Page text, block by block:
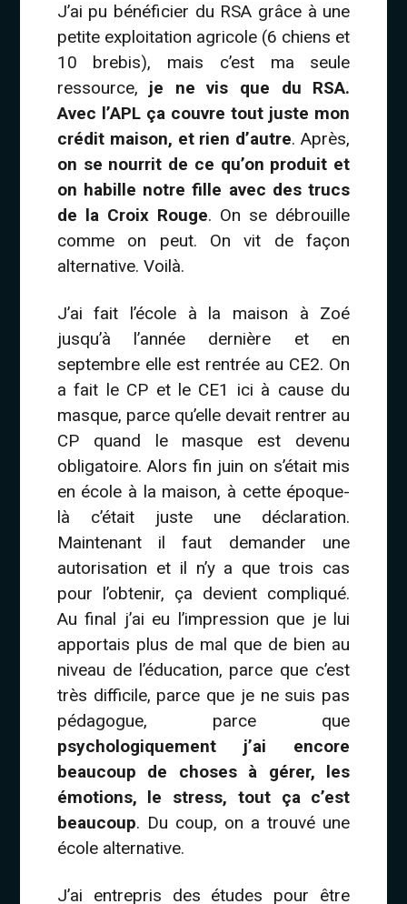
J’ai pu bénéficier du RSA grâce à une
petite exploitation agricole (6 chiens et
10 brebis), mais c’est ma seule
ressource, je ne vis que du RSA.
Avec l’APL ça couvre tout juste mon
crédit maison, et rien d’autre. Après,
on se nourrit de ce qu’on produit et
on habille notre fille avec des trucs
de la Croix Rouge. On se débrouille
comme on peut. On vit de façon
alternative. Voilà.
J’ai fait l’école à la maison à Zoé
jusqu’à l’année dernière et en
septembre elle est rentrée au CE2. On
a fait le CP et le CE1 ici à cause du
masque, parce qu’elle devait rentrer au
CP quand le masque est devenu
obligatoire. Alors fin juin on s’était mis
en école à la maison, à cette époque-
là c’était juste une déclaration.
Maintenant il faut demander une
autorisation et il n’y a que trois cas
pour l’obtenir, ça devient compliqué.
Au final j’ai eu l’impression que je lui
apportais plus de mal que de bien au
niveau de l’éducation, parce que c’est
très difficile, parce que je ne suis pas
pédagogue, parce que
psychologiquement j’ai encore
beaucoup de choses à gérer, les
émotions, le stress, tout ça c’est
beaucoup. Du coup, on a trouvé une
école alternative.
J’ai entrepris des études pour être